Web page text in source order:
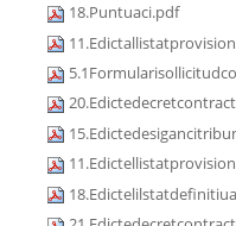
18.Puntuaci.pdf